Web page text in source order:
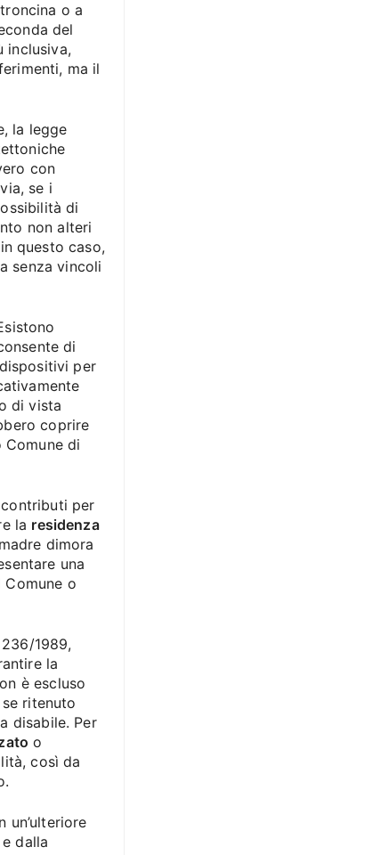
o a
del
inclusiva,
ma il
la legge
con
se i
di
non alteri
questo caso,
senza vincoli
di
per
di vista
coprire
di
per
la residenza
dimora
una
o
1989,
la
è escluso
ritenuto
disabile. Per
o
così da
dalla